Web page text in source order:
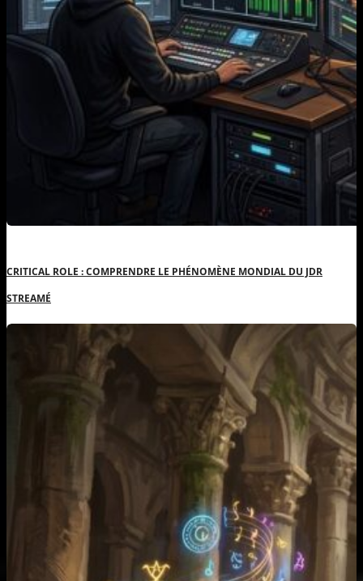
CRITICAL ROLE : COMPRENDRE LE PHÉNOMÈNE MONDIAL DU JDR
STREAMÉ